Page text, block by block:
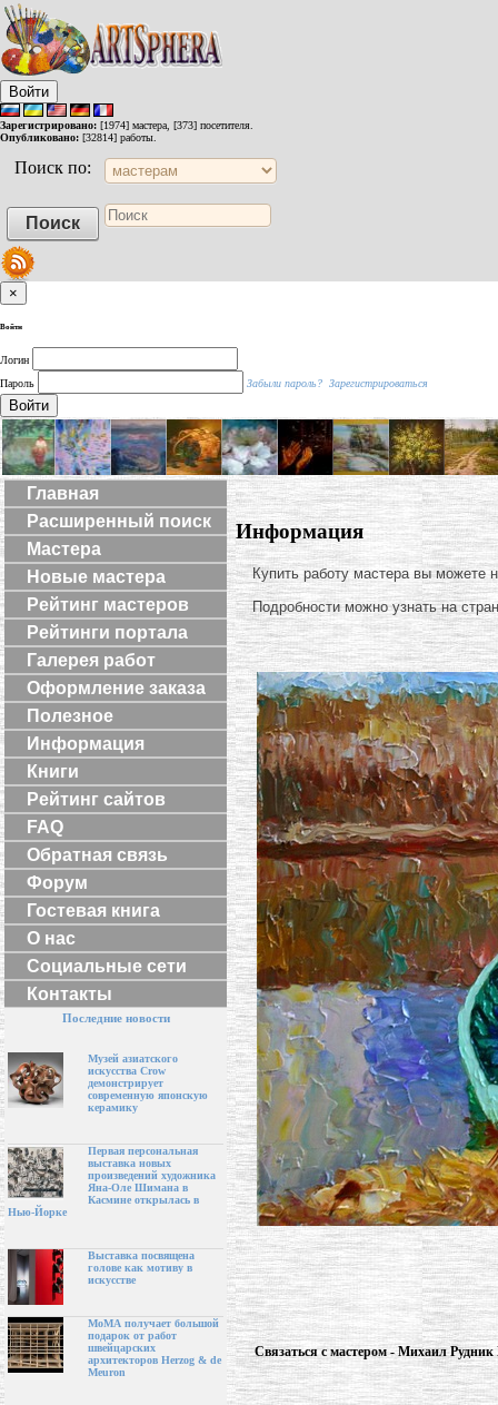
Войти
Зарегистрировано: [1974] мастера, [373] посетителя.
Опубликовано: [32814] работы.
Поиск по:
×
Войти
Логин
Пароль
Забыли пароль? Зарегистрироваться
Войти
Главная
Расширенный поиск
Мастера
Новые мастера
Рейтинг мастеров
Рейтинги портала
Галерея работ
Оформление заказа
Полезное
Информация
Книги
Рейтинг сайтов
FAQ
Обратная связь
Форум
Гостевая книга
О нас
Социальные сети
Контакты
Последние новости
Музей азиатского
искусства Crow
демонстрирует
современную японскую
керамику
Первая персональная
выставка новых
произведений художника
Яна-Оле Шимана в
Касмине открылась в
Нью-Йорке
Выставка посвящена
голове как мотиву в
искусстве
МоМА получает большой
подарок от работ
швейцарских
архитекторов Herzog & de
Meuron
Информация
Купить работу мастера вы можете
Подробности можно узнать на
Связаться с мастером - Михаил